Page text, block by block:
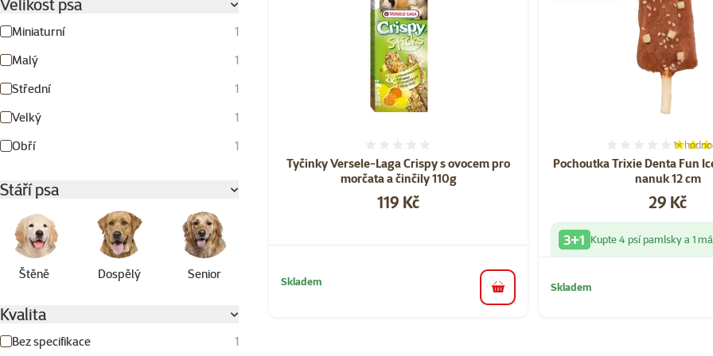
Velikost psa
Miniaturní
1
Malý
1
Střední
1
Velký
1
Obří
1
Stáří psa
Štěně Dospělý Senior
Kvalita
Bez specifikace 1
Tyčinky Versele-Laga Crispy s ovocem pro
morčata a činčily 110g
Cena
119 Kč
Skladem
do košíku
Pochoutka Trixie Denta Fun
nanuk 12 cm
1×
Cena
29 Kč
3+1 Kupte 4 psí pamlsky a 1
Skladem